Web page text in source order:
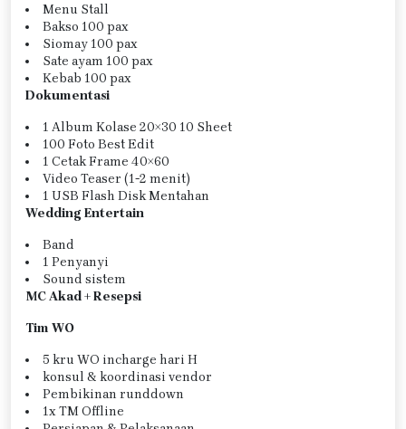
Menu Stall
Bakso 100 pax
Siomay 100 pax
Sate ayam 100 pax
Kebab 100 pax
Dokumentasi
1 Album Kolase 20×30 10 Sheet
100 Foto Best Edit
1 Cetak Frame 40×60
Video Teaser (1-2 menit)
1 USB Flash Disk Mentahan
Wedding Entertain
Band
1 Penyanyi
Sound sistem
MC Akad + Resepsi
Tim WO
5 kru WO incharge hari H
konsul & koordinasi vendor
Pembikinan runddown
1x TM Offline